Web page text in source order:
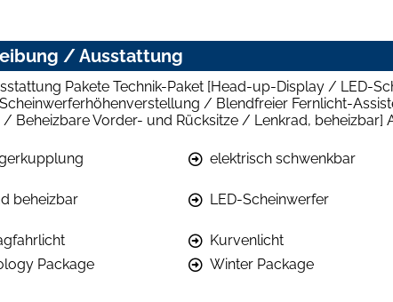
/ Ausstattung
Pakete Technik-Paket [Head-up-Display / LED-
/ Blendfreier Fernlicht-
/ Beheizbare Vorder- und Rücksitze / Lenkrad,
elektrisch schwenkbar
beheizbar
LED-Scheinwerfer
Kurvenlicht
Package
Winter Package